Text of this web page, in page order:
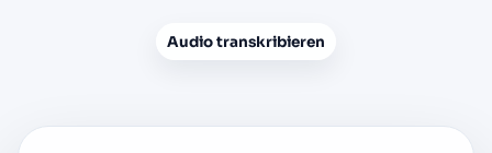
Audio transkribieren